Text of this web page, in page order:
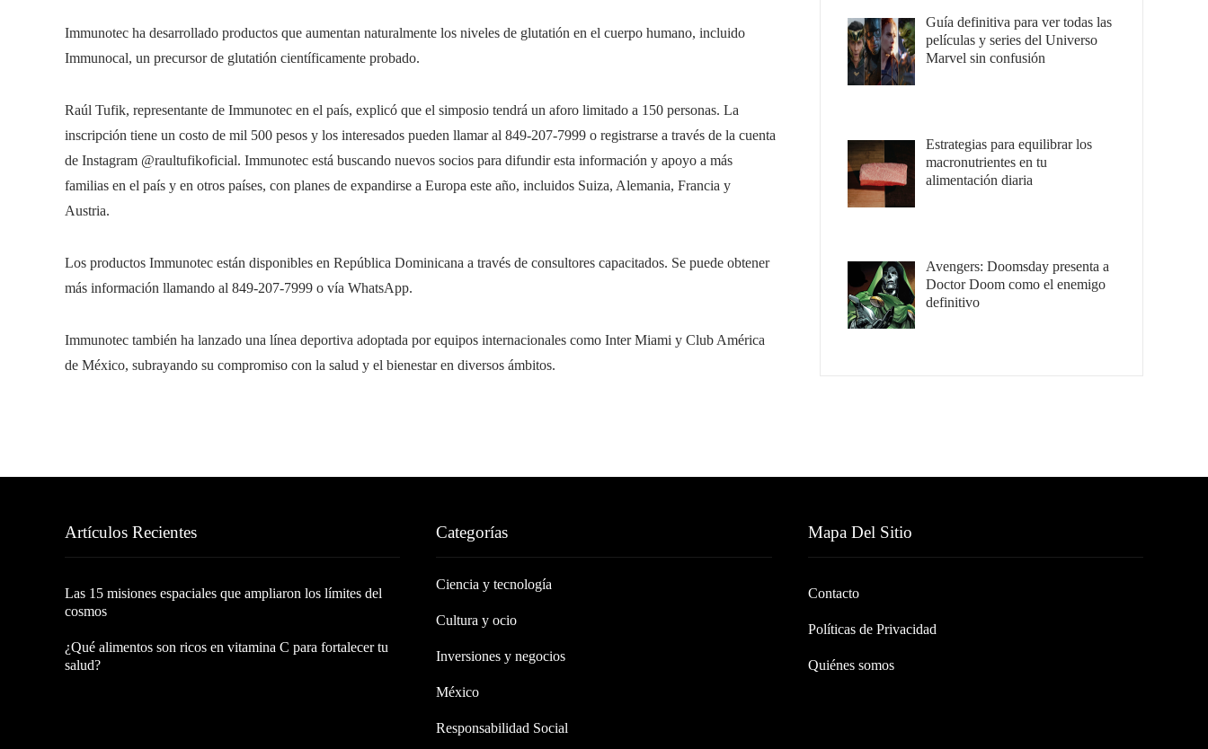
Immunotec ha desarrollado productos que aumentan naturalmente los niveles de glutatión en el cuerpo humano, incluido
Immunocal, un precursor de glutatión científicamente probado.
Raúl Tufik, representante de Immunotec en el país, explicó que el simposio tendrá un aforo limitado a 150 personas. La
inscripción tiene un costo de mil 500 pesos y los interesados ​​pueden llamar al 849-207-7999 o registrarse a través de la cuenta
de Instagram @raultufikoficial. Immunotec está buscando nuevos socios para difundir esta información y apoyo a más
familias en el país y en otros países, con planes de expandirse a Europa este año, incluidos Suiza, Alemania, Francia y
Austria.
Los productos Immunotec están disponibles en República Dominicana a través de consultores capacitados. Se puede obtener
más información llamando al 849-207-7999 o vía WhatsApp.
Immunotec también ha lanzado una línea deportiva adoptada por equipos internacionales como Inter Miami y Club América
de México, subrayando su compromiso con la salud y el bienestar en diversos ámbitos.
Guía definitiva para ver todas las
películas y series del Universo
Marvel sin confusión
Estrategias para equilibrar los
macronutrientes en tu
alimentación diaria
Avengers: Doomsday presenta a
Doctor Doom como el enemigo
definitivo
Artículos Recientes
Las 15 misiones espaciales que ampliaron los límites del
cosmos
¿Qué alimentos son ricos en vitamina C para fortalecer tu
salud?
Categorías
Ciencia y tecnología
Cultura y ocio
Inversiones y negocios
México
Responsabilidad Social
Mapa Del Sitio
Contacto
Políticas de Privacidad
Quiénes somos